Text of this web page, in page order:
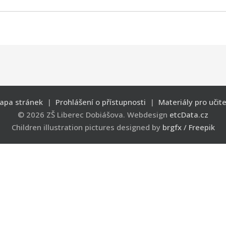
stránek | Prohlášení o přístupnosti | Materiály pro
© 2026 ZŠ Liberec Dobiášova. Webdesign etcData.cz
Children illustration pictures designed by brgfx / Freepik